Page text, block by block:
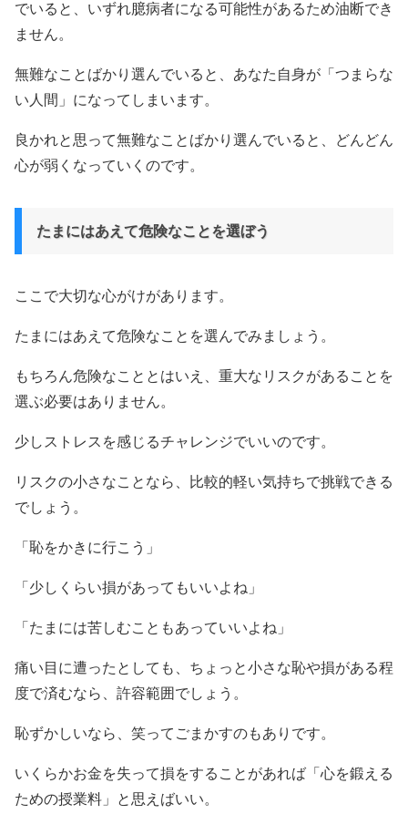
でいると、いずれ臆病者になる可能性があるため油断でき
ません。
無難なことばかり選んでいると、あなた自身が「つまらな
い人間」になってしまいます。
良かれと思って無難なことばかり選んでいると、どんどん
心が弱くなっていくのです。
たまにはあえて危険なことを選ぼう
ここで大切な心がけがあります。
たまにはあえて危険なことを選んでみましょう。
もちろん危険なこととはいえ、重大なリスクがあることを
選ぶ必要はありません。
少しストレスを感じるチャレンジでいいのです。
リスクの小さなことなら、比較的軽い気持ちで挑戦できる
でしょう。
「恥をかきに行こう」
「少しくらい損があってもいいよね」
「たまには苦しむこともあっていいよね」
痛い目に遭ったとしても、ちょっと小さな恥や損がある程
度で済むなら、許容範囲でしょう。
恥ずかしいなら、笑ってごまかすのもありです。
いくらかお金を失って損をすることがあれば「心を鍛える
ための授業料」と思えばいい。